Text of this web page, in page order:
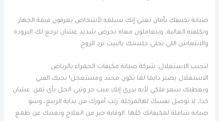
صيانة تكييفك بأمان تعني إنك تسلمه لأشخاص يعرفون قيمة الجهاز
وتكلفته العالية، ويتعاملون معاه بحرص شديد عشان ترجع لك البرودة
والانتعاش اللي يخلي جلستك بالبيت ترد الروح.
لتجنب الاستغلال: شركة صيانة مكيفات الحمراء بالرياض
الاستغلال يصير دايما لما تكون محتد ومستعجل! يجيك الفني
ويعطيك سعر فلكي لأنه يدري إنك ميت حر وتبي الحل بأي ثمن. عشان
كذا، لا توصل نفسك لهالمرحلة. رتب أمورك من بداية الربيع، وسو
صيانة شاملة لمكيفاتك كلها. الوقاية خير من العلاج وتغنيك عن طمع